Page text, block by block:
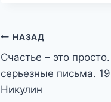
Навигация
по
записям
НАЗАД
Счастье – это
серьезные письма.
Никулин